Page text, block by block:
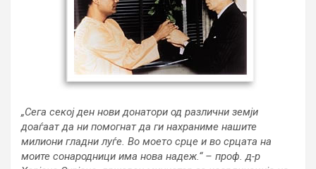
„Сега секој ден нови донатори од различни земји
доаѓаат да ни помогнат да ги нахраниме нашите
милиони гладни луѓе. Во моето срце и во срцата на
моите сонародници има нова надеж.“ – проф. д-р